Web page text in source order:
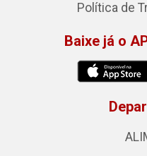
Política de
Baixe já o